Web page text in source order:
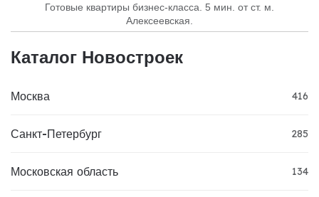
Готовые квартиры бизнес-класса. 5 мин. от ст. м.
Алексеевская.
Каталог Новостроек
Москва 416
Санкт-Петербург 285
Московская область 134